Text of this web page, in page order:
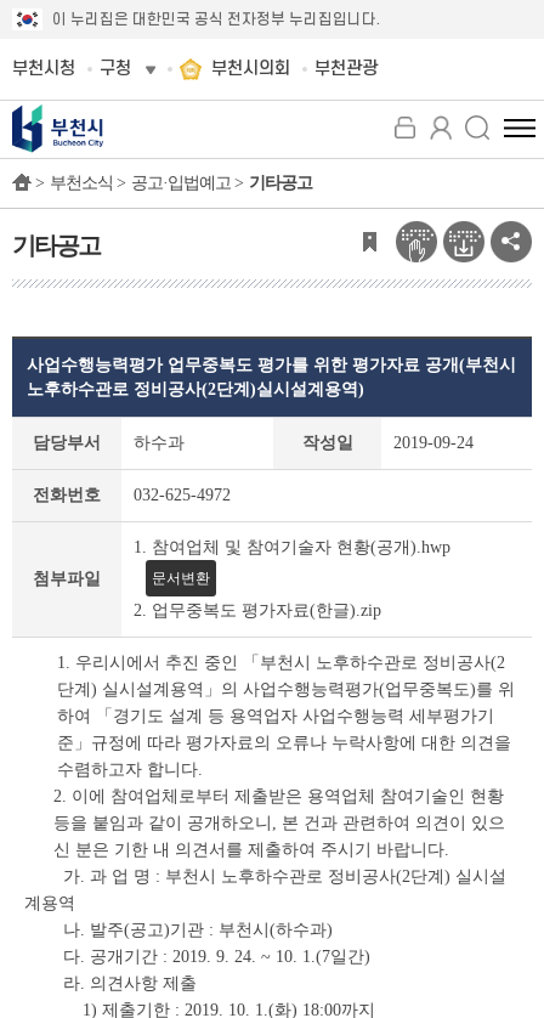
이 누리집은 대한민국 공식 전자정부 누리집입니다.
부천시청 구청 부천시의회 부천관광
전
체
뉴
보
기
> 부천소식 > 공고·입법예고 > 기타공고
기타공고
상
사업수행능력평가 업무중복도 평가를 위한 평가자료 공개(부천시
노후하수관로 정비공사(2단계)실시설계용역)
담당부서 하수과 작성일 2019-09-24
전화번호 032-625-4972
첨부파일
1. 참여업체 및 참여기술자 현황(공개).hwp
문서변환
2. 업무중복도 평가자료(한글).zip
1. 우리시에서 추진 중인 「부천시 노후하수관로 정비공사(2
단계) 실시설계용역」의 사업수행능력평가(업무중복도)를 위
하여 「경기도 설계 등 용역업자 사업수행능력 세부평가기
준」규정에 따라 평가자료의 오류나 누락사항에 대한 의견을
수렴하고자 합니다.
2. 이에 참여업체로부터 제출받은 용역업체 참여기술인 현황
등을 붙임과 같이 공개하오니, 본 건과 관련하여 의견이 있으
신 분은 기한 내 의견서를 제출하여 주시기 바랍니다.
가. 과 업 명 : 부천시 노후하수관로 정비공사(2단계) 실시설
계용역
나. 발주(공고)기관 : 부천시(하수과)
다. 공개기간 : 2019. 9. 24. ~ 10. 1.(7일간)
라. 의견사항 제출
1) 제출기한 : 2019. 10. 1.(화) 18:00까지